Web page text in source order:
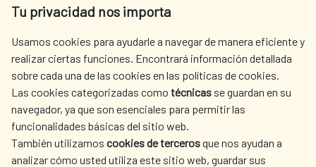
Tu privacidad nos importa
Usamos cookies para ayudarle a navegar de manera eficiente y
realizar ciertas funciones. Encontrará información detallada
sobre cada una de las cookies en las políticas de cookies.
Las cookies categorizadas como técnicas se guardan en su
navegador, ya que son esenciales para permitir las
funcionalidades básicas del sitio web.
También utilizamos cookies de tercerosque nos ayudan a
analizar cómo usted utiliza este sitio web, guardar sus
Tel. +34 900 20 30 54​​​​​​​
AECID
WHERE DO WE COOPERATE?
SPANISH HUMANITARIAN
ACTION
PRESS ROOM
CULTURE AND SCIENCE LIBRARY